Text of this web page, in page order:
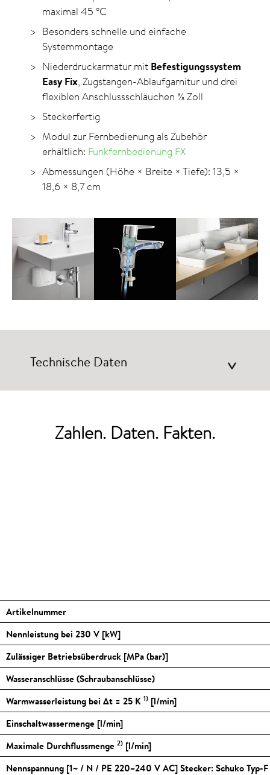
maximal 45 °C
Besonders schnelle und einfache
Systemmontage
Niederdruckarmatur mit Befestigungs­system
Easy Fix, Zugstangen-Ablaufgarnitur und drei
flexiblen Anschlussschläuchen ⅜ Zoll
Steckerfertig
Modul zur Fernbedienung als Zubehör
erhältlich: Funkfernbedienung FX
Abmessungen (Höhe × Breite × Tiefe): 13,5 ×
18,6 × 8,7 cm
Technische Daten >
Zahlen. Daten. Fakten.
Artikelnummer
Nennleistung bei 230 V [kW]
Zulässiger Betriebsüberdruck [MPa (bar)]
Wasseranschlüsse (Schraubanschlüsse)
Warmwasserleistung bei Δt = 25 K 1) [l/min]
Einschaltwassermenge [l/min]
Maximale Durchflussmenge 2) [l/min]
Nennspannung [1~ / N / PE 220–240 V AC] Stecker: Schuko Typ-